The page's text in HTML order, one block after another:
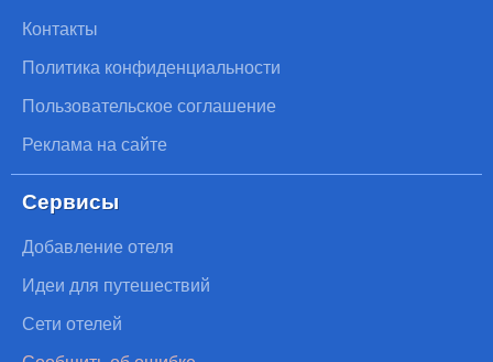
Контакты
Политика конфиденциальности
Пользовательское соглашение
Реклама на сайте
Сервисы
Добавление отеля
Идеи для путешествий
Сети отелей